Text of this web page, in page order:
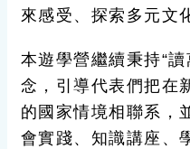
來感受、探索多元文
本遊學營繼續秉持“
念，引導代表們把在
的國家情境相聯系，
會實踐、知識講座、